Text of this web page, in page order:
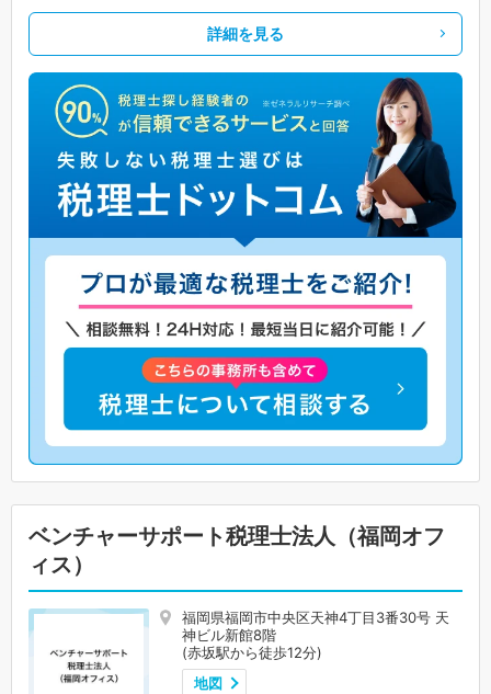
詳細を見る
ベンチャーサポート税理士法人（福岡オフ
ィス）
福岡県福岡市中央区天神4丁目3番30号 天
神ビル新館8階
(赤坂駅から徒歩12分)
地図